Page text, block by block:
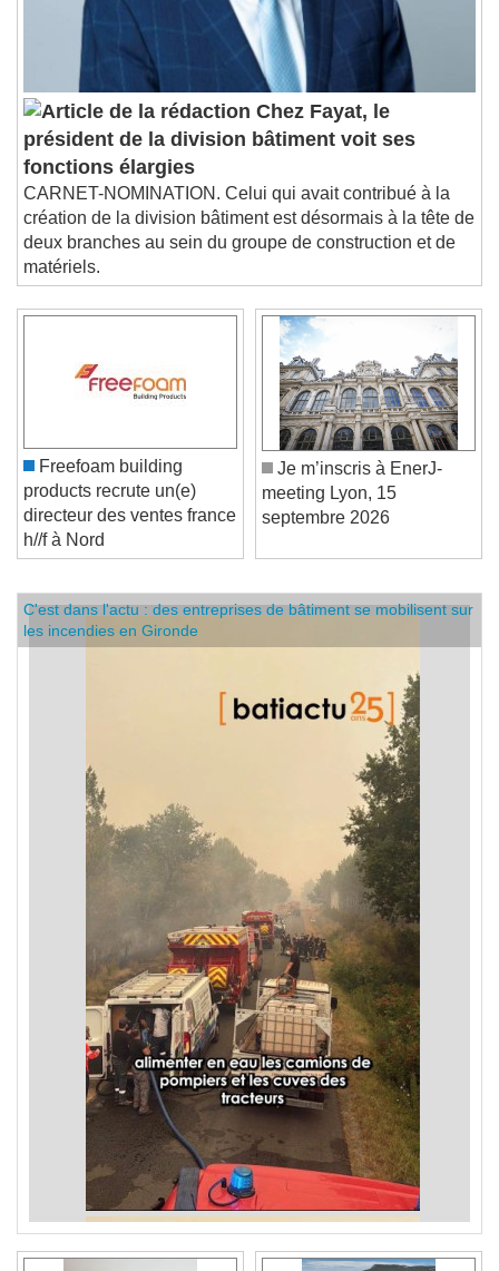
Chez Fayat, le
président de la division bâtiment voit ses
fonctions élargies
CARNET-NOMINATION. Celui qui avait contribué à la
création de la division bâtiment est désormais à la tête de
deux branches au sein du groupe de construction et de
matériels.
Freefoam building
products recrute un(e)
directeur des ventes france
h//f à Nord
Je m’inscris à EnerJ-
meeting Lyon, 15
C'est dans l'actu : des entreprises de bâtiment se mobilisent sur
les incendies en Gironde